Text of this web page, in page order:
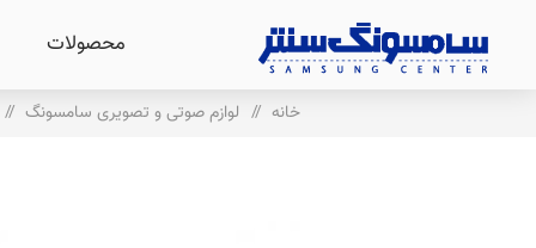
محصولات
خانه / لوازم صوتی و تصویری سامسونگ /